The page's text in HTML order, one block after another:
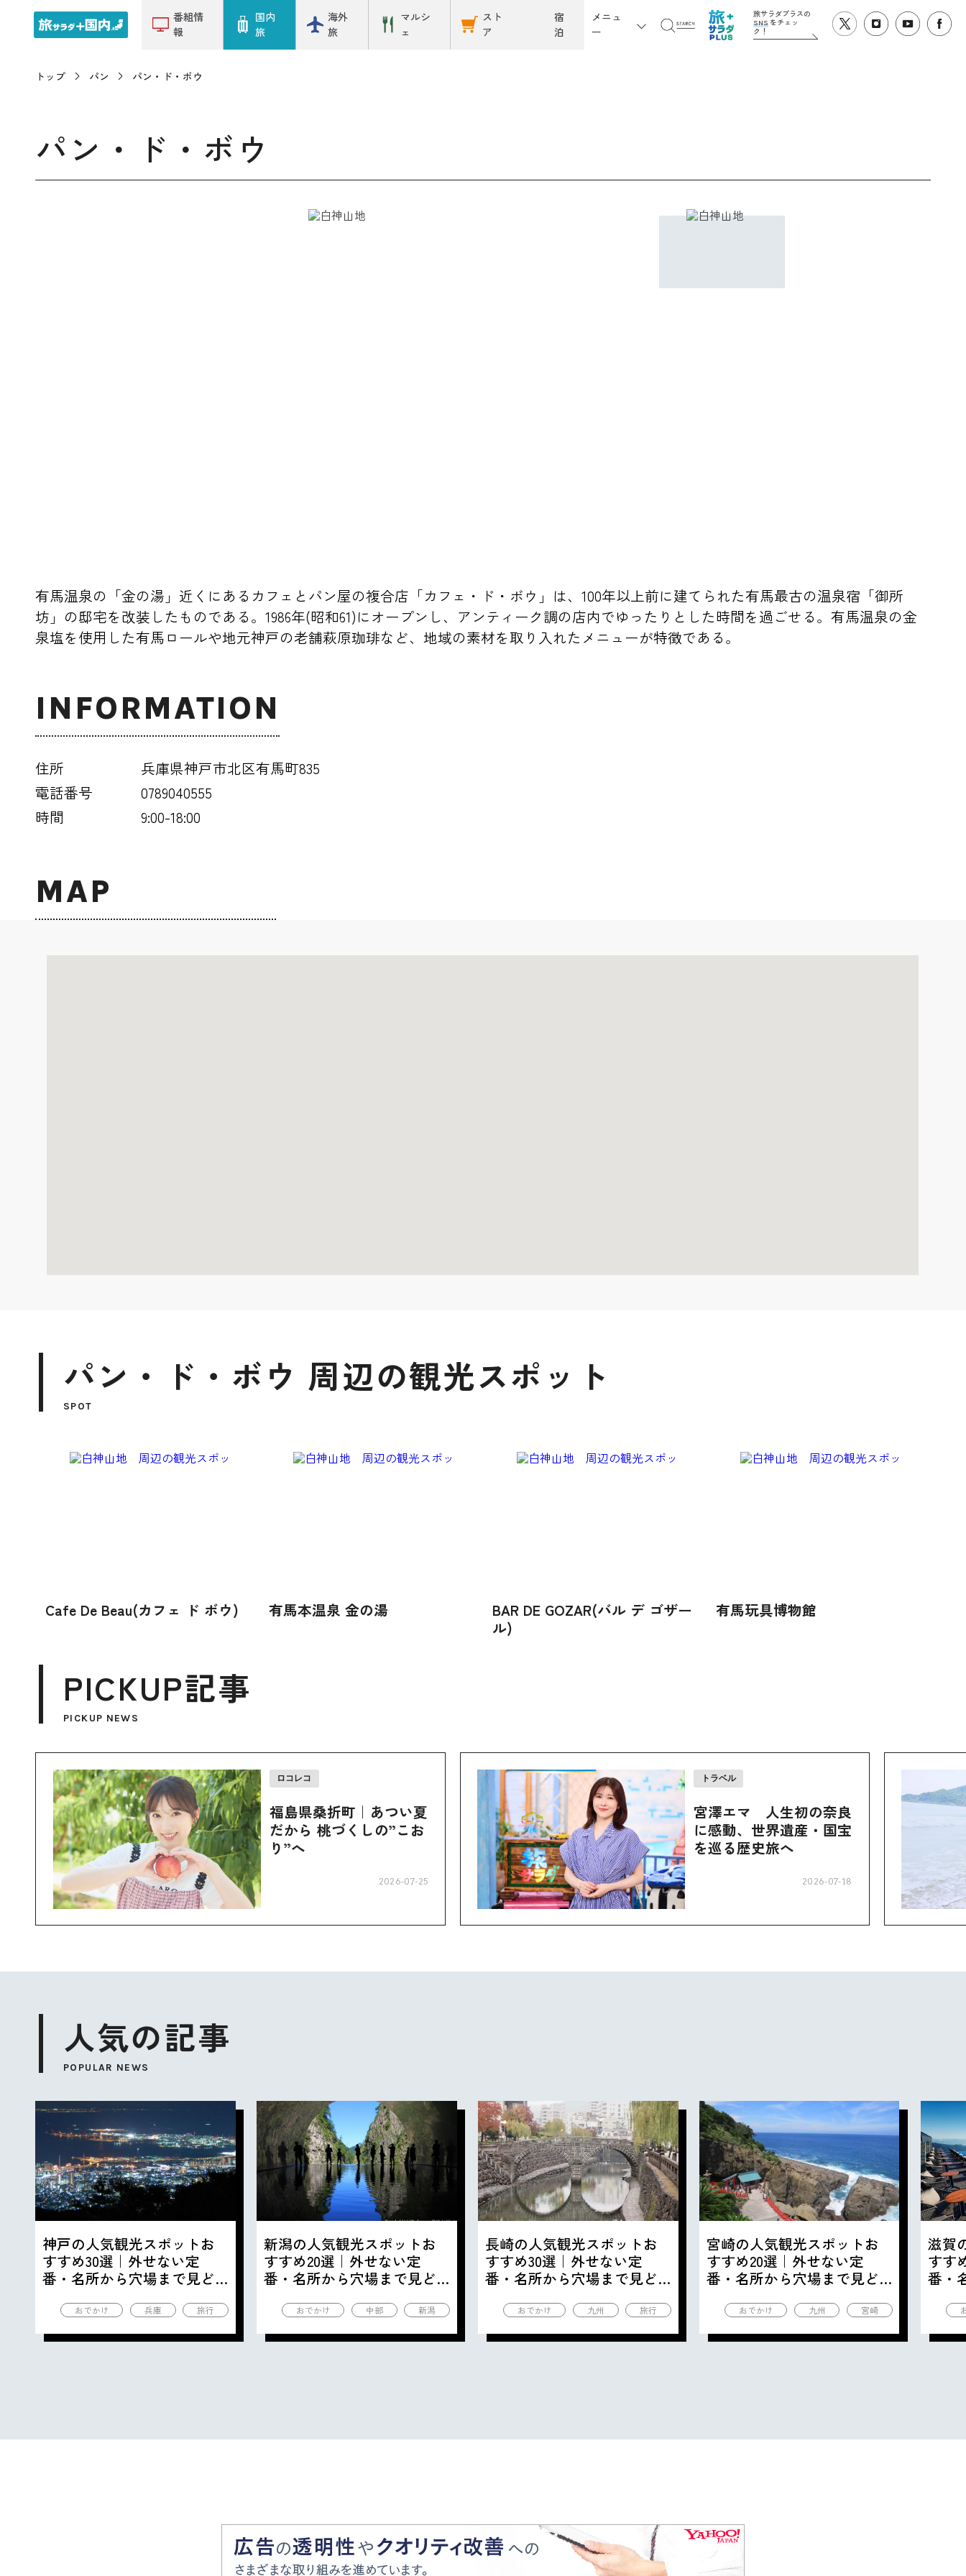
番組情
報
国内
旅
海外
旅
マルシ
ェ
スト
ア
宿
泊
メニュ
ー
旅サラダプラスの
SNSをチェッ
ク！
トップ パン パン・ド・ボウ
パン・ド・ボウ
有馬温泉の「金の湯」近くにあるカフェとパン屋の複合店「カフェ・ド・ボウ」は、100年以上前に建てられた有馬最古の温泉宿「御所
坊」の邸宅を改装したものである。1986年(昭和61)にオープンし、アンティーク調の店内でゆったりとした時間を過ごせる。有馬温泉の金
泉塩を使用した有馬ロールや地元神戸の老舗萩原珈琲など、地域の素材を取り入れたメニューが特徴である。
INFORMATION
住所
兵庫県神戸市北区有馬町835
電話番号
0789040555
時間
9:00-18:00
MAP
パン・ド・ボウ 周辺の観光スポット
SPOT
Cafe De Beau(カフェ ド ボウ) 有馬本温泉 金の湯
BAR DE GOZAR(バル デ ゴザー
ル)
有馬玩具博物館
PICKUP記事
PICKUP NEWS
ロコレコ
福島県桑折町｜あつい夏
だから 桃づくしの”こお
り”へ
2026-07-25
トラベル
宮澤エマ 人生初の奈良
に感動、世界遺産・国宝
を巡る歴史旅へ
2026-07-18
人気の記事
POPULAR NEWS
神戸の人気観光スポットお
すすめ30選｜外せない定
番・名所から穴場まで見ど
おでかけ 兵庫 旅行
新潟の人気観光スポットお
すすめ20選｜外せない定
番・名所から穴場まで見ど
おでかけ 中部 新潟
長崎の人気観光スポットお
すすめ30選｜外せない定
番・名所から穴場まで見ど
おでかけ 九州 旅行
宮崎の人気観光スポットお
すすめ20選｜外せない定
番・名所から穴場まで見ど
おでかけ 九州 宮崎
滋賀
すす
番・